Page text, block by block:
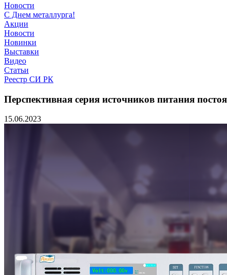
Новости
С Днем металлурга!
Акции
Новости
Новинки
Выставки
Видео
Статьи
Реестр СИ РК
Перспективная серия источников питания
15.06.2023